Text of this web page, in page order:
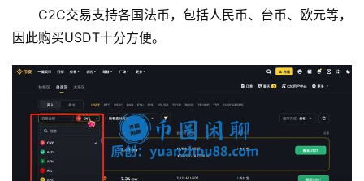
C2C交易支持各国法币，包括人民币、台币、欧元等，
因此购买USDT十分方便。